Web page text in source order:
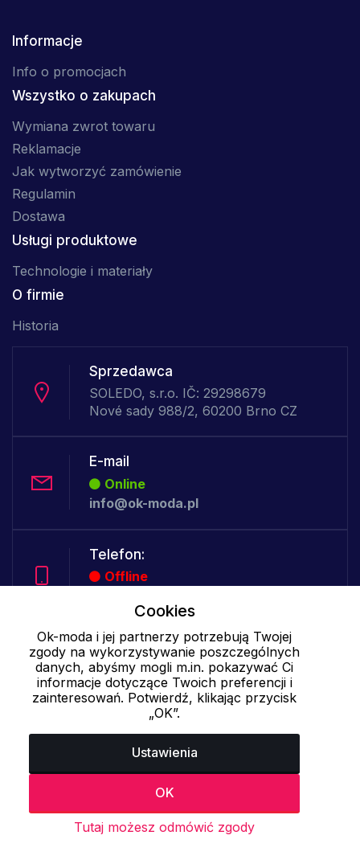
Informacje
Info o promocjach
Wszystko o zakupach
Wymiana zwrot towaru
Reklamacje
Jak wytworzyć zamówienie
Regulamin
Dostawa
Usługi produktowe
Technologie i materiały
O firmie
Historia
Sprzedawca
SOLEDO, s.r.o. IČ: 29298679
Nové sady 988/2, 60200 Brno CZ
E-mail
Online
info@ok-moda.pl
Telefon:
Offline
Cookies - szczegółowe ustawienia|Więcej informacji|
prywatności
Cookies
Ok-moda i jej partnerzy potrzebują Twojej
zgody na wykorzystywanie poszczególnych
danych, abyśmy mogli m.in. pokazywać Ci
informacje dotyczące Twoich preferencji i
zainteresowań. Potwierdź, klikając przycisk
„OK”.
Ustawienia
OK
Tutaj możesz odmówić zgody